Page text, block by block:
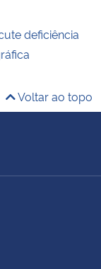
deficiência
Voltar ao topo